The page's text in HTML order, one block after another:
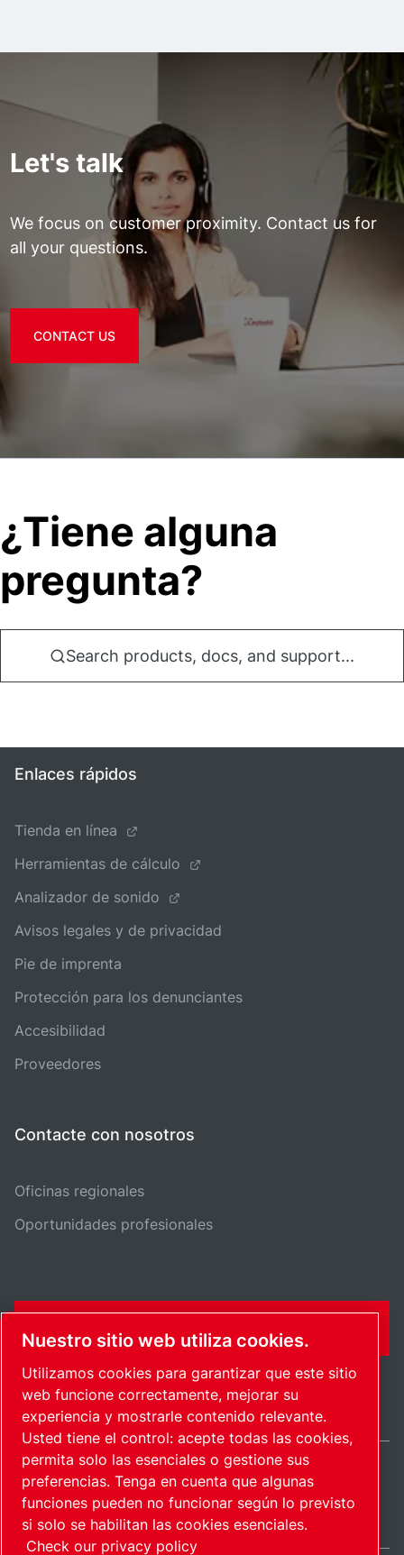
Let's talk
We focus on customer proximity. Contact us for
all your questions.
CONTACT US
¿Tiene alguna
pregunta?
Search products, docs, and support...
Enlaces rápidos
Tienda en línea
Herramientas de cálculo
Analizador de sonido
Avisos legales y de privacidad
Pie de imprenta
Protección para los denunciantes
Accesibilidad
Proveedores
Contacte con nosotros
Oficinas regionales
Oportunidades profesionales
Mapa del sitioAdministrar cookies © 2026 Copyright.
International / ES
Nuestro sitio web utiliza cookies.
Utilizamos cookies para garantizar que este sitio
web funcione correctamente, mejorar su
experiencia y mostrarle contenido relevante.
Usted tiene el control: acepte todas las cookies,
permita solo las esenciales o gestione sus
preferencias. Tenga en cuenta que algunas
funciones pueden no funcionar según lo previsto
si solo se habilitan las cookies esenciales.
Check our privacy policy